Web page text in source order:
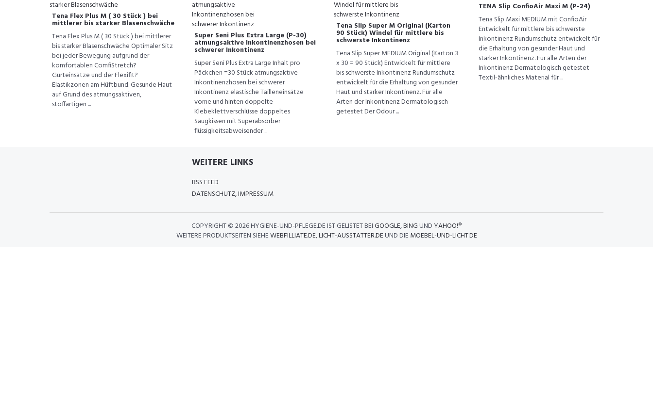
Tena Flex Plus M ( 30 Stück ) bei
mittlerer bis starker Blasenschwäche
Tena Flex Plus M ( 30 Stück ) bei mittlerer
bis starker Blasenschwäche Optimaler Sitz
bei jeder Bewegung aufgrund der
komfortablen ComfiStretch?
Gurteinsätze und der Flexifit?
Elastikzonen am Hüftbund. Gesunde Haut
auf Grund des atmungsaktiven,
stoffartigen ...
Super Seni Plus Extra Large (P-30)
atmungsaktive Inkontinenzhosen bei
schwerer Inkontinenz
Super Seni Plus Extra Large Inhalt pro
Päckchen =30 Stück atmungsaktive
Inkontinenzhosen bei schwerer
Inkontinenz elastische Tailleneinsätze
vorne und hinten doppelte
Klebeklettverschlüsse doppeltes
Saugkissen mit Superabsorber
flüssigkeitsabweisender ...
Tena Slip Super M Original (Karton
90 Stück) Windel für mittlere bis
schwerste Inkontinenz
Tena Slip Super MEDIUM Original (Karton 3
x 30 = 90 Stück) Entwickelt für mittlere
bis schwerste Inkontinenz Rundumschutz
entwickelt für die Erhaltung von gesunder
Haut und starker Inkontinenz. Für alle
Arten der Inkontinenz Dermatologisch
getestet Der Odour ...
TENA Slip ConfioAir Maxi M (P-24)
Tena Slip Maxi MEDIUM mit ConfioAir
Entwickelt für mittlere bis schwerste
Inkontinenz Rundumschutz entwickelt für
die Erhaltung von gesunder Haut und
starker Inkontinenz. Für alle Arten der
Inkontinenz Dermatologisch getestet
Textil-ähnliches Material für ...
WEITERE LINKS
RSS FEED
DATENSCHUTZ, IMPRESSUM
COPYRIGHT ©2026 HYGIENE-UND-PFLEGE.DE IST GELISTET BEIGOOGLE,BINGUND YAHOO!®
WEITERE PRODUKTSEITEN SIEHEWEBFILLIATE.DE,LICHT-AUSSTATTER.DEUND DIE MOEBEL-UND-LICHT.DE